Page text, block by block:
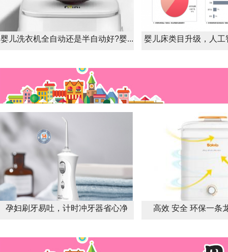
一
婴儿洗衣机全自动还是半自动好?婴... 婴儿床类目升级，人工
孕妇刷牙易吐，计时冲牙器省心净 高效 安全 环保一条